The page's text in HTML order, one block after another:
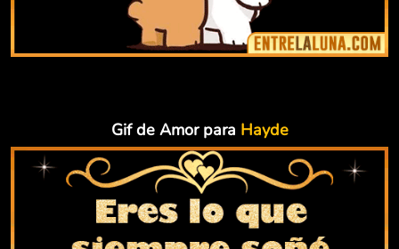
Gif de Amor para Hayde